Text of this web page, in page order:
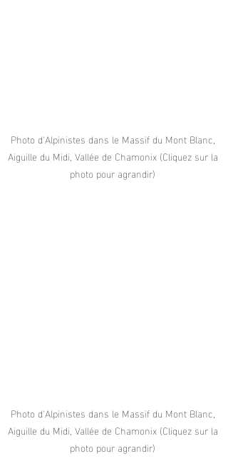
Photo d'Alpinistes dans le Massif du Mont Blanc,
Aiguille du Midi, Vallée de Chamonix (Cliquez sur la
photo pour agrandir)
Photo d'Alpinistes dans le Massif du Mont Blanc,
Aiguille du Midi, Vallée de Chamonix (Cliquez sur la
photo pour agrandir)